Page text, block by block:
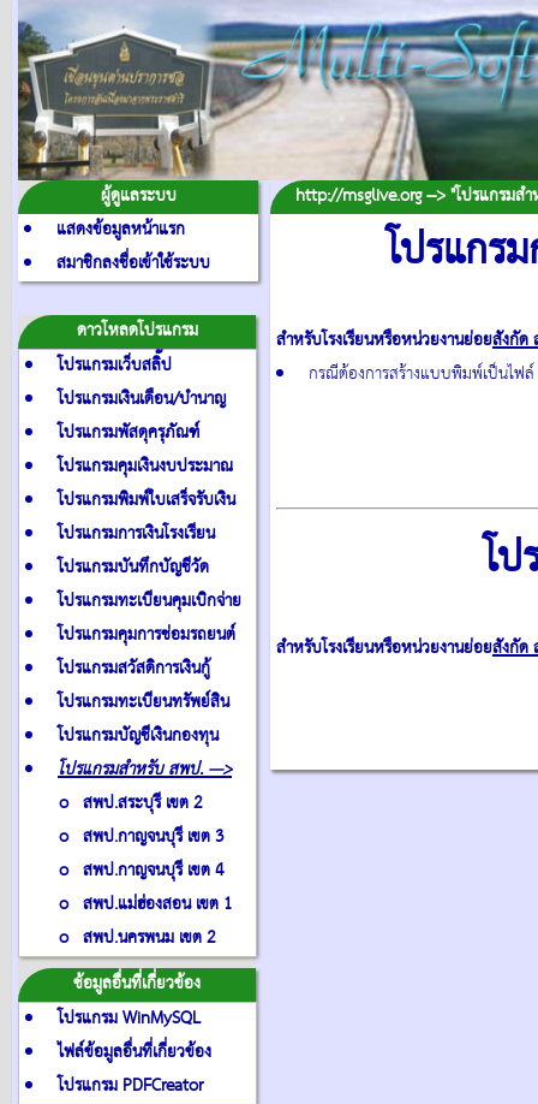
ผู้ดูแลระบบ
แสดงข้อมูลหน้าแรก
สมาชิกลงชื่อเข้าใช้ระบบ
ดาวโหลดโปรแกรม
โปรแกรมเว็บสลิ๊ป
โปรแกรมเงินเดือน/บำนาญ
โปรแกรมพัสดุครุภัณฑ์
โปรแกรมคุมเงินงบประมาณ
โปรแกรมพิมพ์ใบเสร็จรับเงิน
โปรแกรมการเงินโรงเรียน
โปรแกรมบันทึกบัญชีวัด
โปรแกรมทะเบียนคุมเบิกจ่าย
โปรแกรมคุมการซ่อมรถยนต์
โปรแกรมสวัสดิการเงินกู้
โปรแกรมทะเบียนทรัพย์สิน
โปรแกรมบัญชีเงินกองทุน
โปรแกรมสำหรับ สพป. --->
o สพป.สระบุรี เขต 2
o สพป.กาญจนบุรี เขต 3
o สพป.กาญจนบุรี เขต 4
o สพป.แม่ฮ่องสอน เขต 1
o สพป.นครพนม เขต 2
ช้อมูลอื่นที่เกี่ยวข้อง
โปรแกรม WinMySQL
ไฟล์ข้อมูลอื่นที่เกี่ยวข้อง
โปรแกรม PDFCreator
http://msglive.org --> "โปรแกรมสำ
โปรแกร
สำหรับโรงเรียนหรือหน่วยงานย่อยสังกัด
กรณีต้องการสร้างแบบพิมพ์เป็นไฟ
โ
สำหรับโรงเรียนหรือหน่วยงานย่อยสังกัด